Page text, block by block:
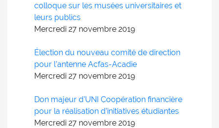
colloque sur les musées universitaires et
leurs publics
Mercredi 27 novembre 2019
Élection du nouveau comité de direction
pour l’antenne Acfas-Acadie
Mercredi 27 novembre 2019
Don majeur d’UNI Coopération financière
pour la réalisation d’initiatives étudiantes
Mercredi 27 novembre 2019